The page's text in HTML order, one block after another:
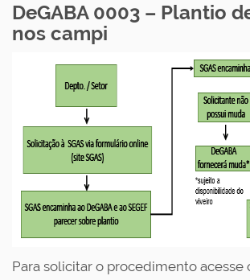
DeGABA 0003 – Plantio
nos campi
Para solicitar o procedimento acesse